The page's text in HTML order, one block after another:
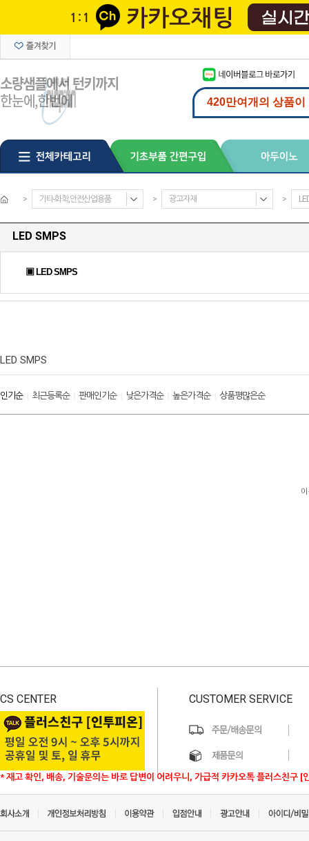
> 기타-화학,안전산업용품 > 광고자재 >
LED SMPS
▣ LED SMPS
LED SMPS
인기순| 최근등록순| 판매인기순| 낮은가격순| 높은가격순| 상품평많은순
이
CS CENTER
* 재고 확인, 배송, 기술문의는 바로 답변이 어려우니, 가급적 카카오톡 플러스친구 [
CUSTOMER SERVICE